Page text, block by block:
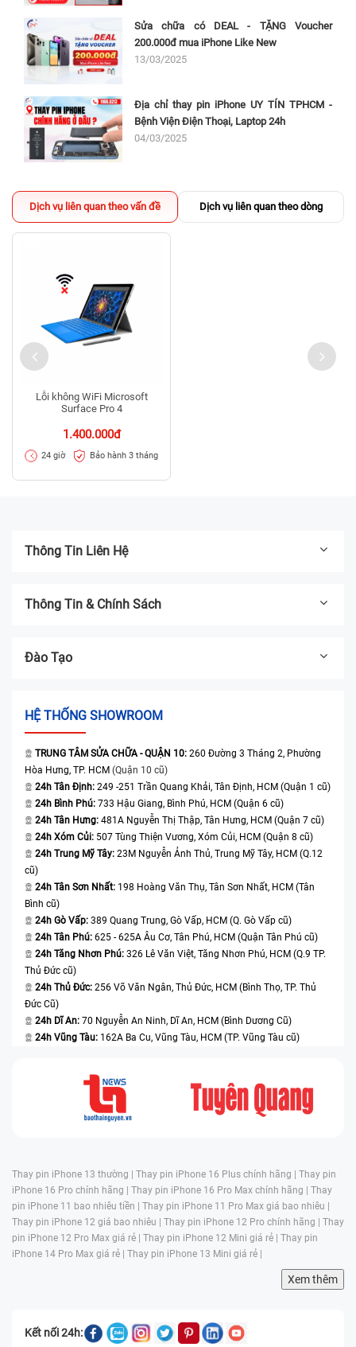
Sửa chữa có DEAL - TẶNG Voucher
200.000đ mua iPhone Like New
13/03/2025
Địa chỉ thay pin iPhone UY TÍN TPHCM -
Bệnh Viện Điện Thoại, Laptop 24h
04/03/2025
Dịch vụ liên quan theo vấn đề Dịch vụ liên quan theo dòng
Lỗi không WiFi Microsoft
Surface Pro 4
1.400.000đ
24 giờ Bảo hành 3 tháng
Thông Tin Liên Hệ
Thông Tin & Chính Sách
Đào Tạo
HỆ THỐNG SHOWROOM
TRUNG TÂM SỬA CHỮA - QUẬN 10: 260 Đường 3 Tháng 2, Phường
Hòa Hưng, TP. HCM (Quận 10 cũ)
24h Tân Định: 249 -251 Trần Quang Khải, Tân Định, HCM (Quận 1 cũ)
24h Bình Phú: 733 Hậu Giang, Bình Phú, HCM (Quận 6 cũ)
24h Tân Hưng: 481A Nguyễn Thị Thập, Tân Hưng, HCM (Quận 7 cũ)
24h Xóm Củi: 507 Tùng Thiện Vương, Xóm Củi, HCM (Quận 8 cũ)
24h Trung Mỹ Tây: 23M Nguyễn Ảnh Thủ, Trung Mỹ Tây, HCM (Q.12
cũ)
24h Tân Sơn Nhất: 198 Hoàng Văn Thụ, Tân Sơn Nhất, HCM (Tân
Bình cũ)
24h Gò Vấp: 389 Quang Trung, Gò Vấp, HCM (Q. Gò Vấp cũ)
24h Tân Phú: 625 - 625A Âu Cơ, Tân Phú, HCM (Quận Tân Phú cũ)
24h Tăng Nhơn Phú: 326 Lê Văn Việt, Tăng Nhơn Phú, HCM (Q.9 TP.
Thủ Đức cũ)
24h Thủ Đức: 256 Võ Văn Ngân, Thủ Đức, HCM (Bình Thọ, TP. Thủ
Đức Cũ)
24h Dĩ An: 70 Nguyễn An Ninh, Dĩ An, HCM (Bình Dương Cũ)
24h Vũng Tàu: 162A Ba Cu, Vũng Tàu, HCM (TP. Vũng Tàu cũ)
Thay pin iPhone 13 thường | Thay pin iPhone 16 Plus chính hãng | Thay pin
iPhone 16 Pro chính hãng | Thay pin iPhone 16 Pro Max chính hãng | Thay
pin iPhone 11 bao nhiêu tiền | Thay pin iPhone 11 Pro Max giá bao nhiêu |
Thay pin iPhone 12 giá bao nhiêu | Thay pin iPhone 12 Pro chính hãng | Thay
pin iPhone 12 Pro Max giá rẻ | Thay pin iPhone 12 Mini giá rẻ | Thay pin
iPhone 14 Pro Max giá rẻ | Thay pin iPhone 13 Mini giá rẻ |
Xem thêm
Kết nối 24h: